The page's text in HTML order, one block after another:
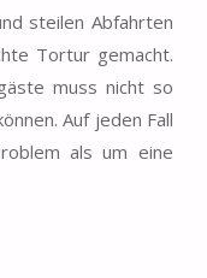
steilen Abfahrten
Tortur gemacht.
muss nicht so
Auf jeden Fall
als um eine